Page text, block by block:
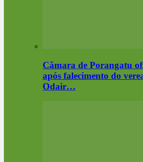
Câmara de Porangatu
após falecimento do
Odair…